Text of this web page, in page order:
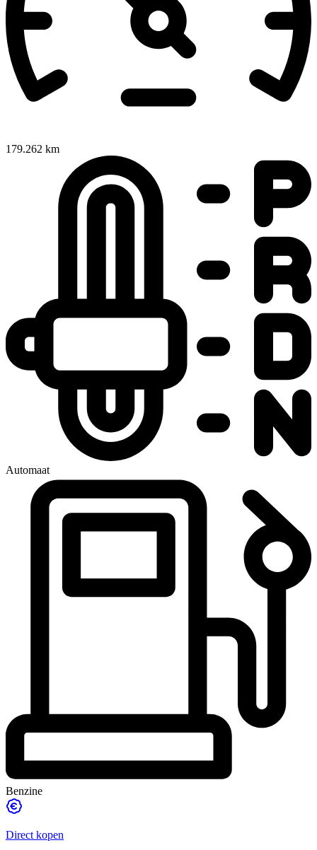
179.262 km
Automaat
Benzine
Direct kopen